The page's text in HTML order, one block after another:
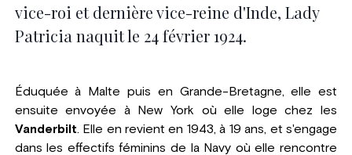
vice-roi et dernière vice-reine d'Inde, Lady
Patricia naquit le 24 février 1924.
Éduquée à Malte puis en Grande-Bretagne, elle est
ensuite envoyée à New York où elle loge chez les
Vanderbilt. Elle en revient en 1943, à 19 ans, et s'engage
dans les effectifs féminins de la Navy où elle rencontre